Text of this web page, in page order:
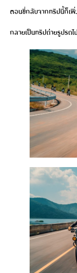
ตอนขี่กลับจากทริปนี้ก็เพิ่
กลายเป็นทริปถ่ายรูปรถ